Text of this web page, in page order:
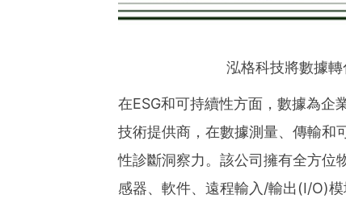
泓格科技將數據
在ESG和可持續性方面，數據為企
技術提供商，在數據測量、傳輸和
性診斷洞察力。該公司擁有全方位
感器、軟件、遠程輸入/輸出(I/O)